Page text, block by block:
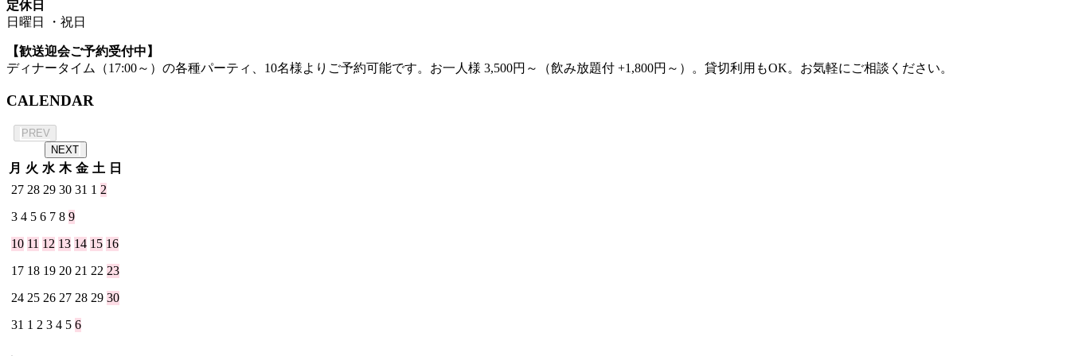
定休日
日曜日 ・祝日
【歓送迎会ご予約受付中】
ディナータイム（17:00～）の各種パーティ、10名様よりご予約可能です。お一人様 3,500円～（飲み放題付 +1,800円～）。貸切利用もOK。お気軽にご相談ください。
CALENDAR
PREV
NEXT
月 火 水 木 金 土 日
27 28 29 30 31 1 2
3 4 5 6 7 8 9
10 11 12 13 14 15 16
17 18 19 20 21 22 23
24 25 26 27 28 29 30
31 1 2 3 4 5 6